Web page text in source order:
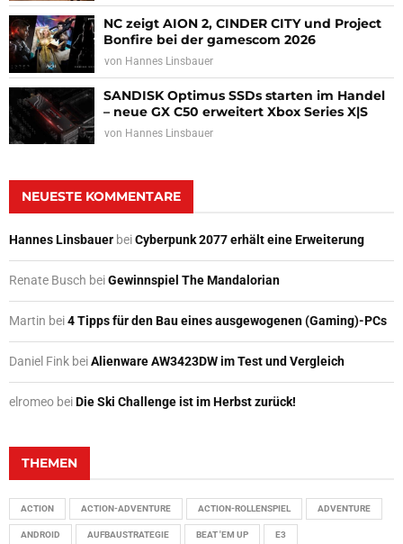
NC zeigt AION 2, CINDER CITY und Project
Bonfire bei der gamescom 2026
von Hannes Linsbauer
SANDISK Optimus SSDs starten im Handel
– neue GX C50 erweitert Xbox Series X|S
von Hannes Linsbauer
NEUESTE KOMMENTARE
Hannes Linsbauer beiCyberpunk 2077 erhält eine Erweiterung
Renate Busch beiGewinnspiel The Mandalorian
Martin bei4 Tipps für den Bau eines ausgewogenen (Gaming)-PCs
Daniel Fink beiAlienware AW3423DW im Test und Vergleich
elromeo beiDie Ski Challenge ist im Herbst zurück!
THEMEN
ACTION ACTION-ADVENTURE ACTION-ROLLENSPIEL ADVENTURE
ANDROID AUFBAUSTRATEGIE BEAT 'EM UP E3